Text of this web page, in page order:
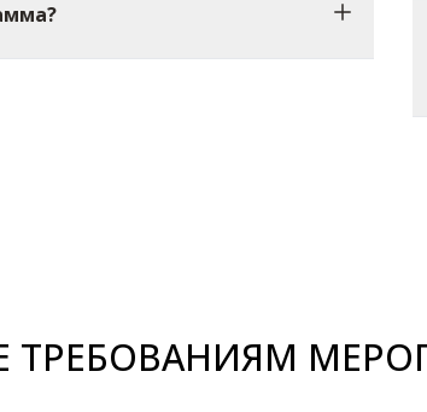
ТРЕБОВАНИЯМ